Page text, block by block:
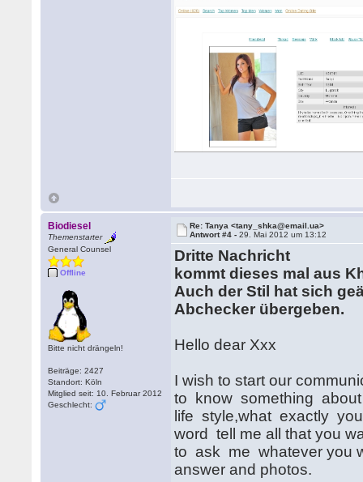
Biodiesel
Themenstarter
General Counsel
Offline
Bitte nicht drängeln!
Beiträge: 2427
Standort: Köln
Mitglied seit: 10. Februar 2012
Geschlecht:
Re: Tanya <tany_shka@email.ua>
Antwort #4 -29. Mai 2012 um 13:12
Dritte Nachricht
kommt dieses mal aus
Auch der Stil hat sich
Abchecker übergeben.
Hello dear Xxx
I wish to start our
to know something about
life style,what exactly
word tell me all that you
to ask me whatever you
answer and photos.